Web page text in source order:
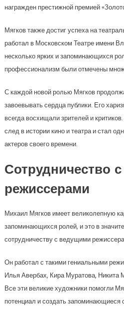
награжден престижной премией
Мягков также достиг успеха на
работал в Московском Театре имени
несколько ярких и запоминающихся
профессионализм были отмечены
С каждой новой ролью Мягков
завоевывать сердца публики. Его
всегда восхищали зрителей и
след в истории кино и театра и стал
актеров своего времени.
Сотрудничество
режиссерами
Михаил Мягков имеет великолепную
запоминающихся ролей, и это в
сотрудничеству с ведущими
Он работал с такими гениальными
Илья Авербах, Кира Муратова, Никита
Все эти великие художники помогли
потенциал и создать запоминающиеся